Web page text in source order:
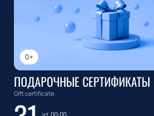
0+
ПОДАРОЧНЫЕ СЕРТИФИКАТЫ
Gift certificate